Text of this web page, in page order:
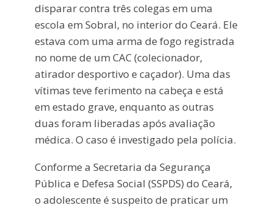
disparar contra três colegas em uma
escola em Sobral, no interior do Ceará. Ele
estava com uma arma de fogo registrada
no nome de um CAC (colecionador,
atirador desportivo e caçador). Uma das
vítimas teve ferimento na cabeça e está
em estado grave, enquanto as outras
duas foram liberadas após avaliação
médica. O caso é investigado pela polícia.
Conforme a Secretaria da Segurança
Pública e Defesa Social (SSPDS) do Ceará,
o adolescente é suspeito de praticar um